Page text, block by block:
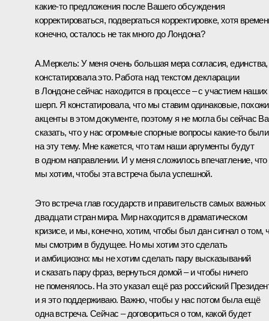
какие‑то предложения после Вашего обсуждения
корректироваться, подвергаться корректировке, хотя
конечно, осталось не так много до Лондона?
А.Меркель: У меня очень большая мера согласия, единства,
констатировала это. Работа над текстом декларации
в Лондоне сейчас находится в процессе – с участием наших
шерп. Я констатировала, что мы ставим одинаковые,
акценты в этом документе, поэтому я не могла бы сейчас
сказать, что у нас огромные спорные вопросы какие‑то были
на эту тему. Мне кажется, что там наши аргументы будут
в одном направлении. И у меня сложилось впечатление, что
мы хотим, чтобы эта встреча была успешной.
Это встреча глав государств и правительств самых важных
двадцати стран мира. Мир находится в драматическом
кризисе, и мы, конечно, хотим, чтобы был дан сигнал о том,
мы смотрим в будущее. Но мы хотим это сделать
и амбициозно: мы не хотим сделать пару высказываний
и сказать пару фраз, вернуться домой – и чтобы ничего
не поменялось. На это указал ещё раз российский
и я это поддерживаю. Важно, чтобы у нас потом была ещё
одна встреча. Сейчас – договориться о том, какой будет